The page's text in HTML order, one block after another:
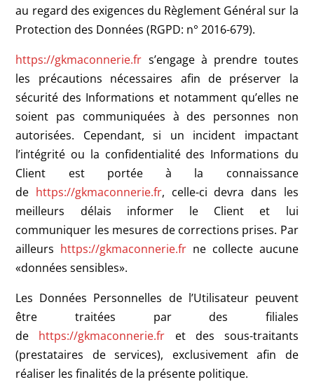
au regard des exigences du Règlement Général sur la
Protection des Données (RGPD: n° 2016-679).
https://gkmaconnerie.fr s’engage à prendre toutes
les précautions nécessaires afin de préserver la
sécurité des Informations et notamment qu’elles ne
soient pas communiquées à des personnes non
autorisées. Cependant, si un incident impactant
l’intégrité ou la confidentialité des Informations du
Client est portée à la connaissance
de https://gkmaconnerie.fr, celle-ci devra dans les
meilleurs délais informer le Client et lui
communiquer les mesures de corrections prises. Par
ailleurs https://gkmaconnerie.fr ne collecte aucune
«données sensibles».
Les Données Personnelles de l’Utilisateur peuvent
être traitées par des filiales
de
https://gkmaconnerie.fr
et des sous-traitants
(prestataires de services), exclusivement afin de
réaliser les finalités de la présente politique.